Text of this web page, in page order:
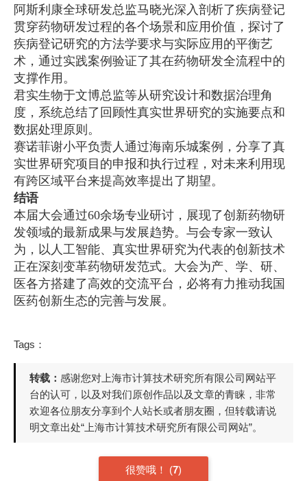
阿斯利康全球研发总监马晓光深入剖析了疾病登记
贯穿药物研发过程的各个场景和应用价值，探讨了
疾病登记研究的方法学要求与实际应用的平衡艺
术，通过实践案例验证了其在药物研发全流程中的
支撑作用。
君实生物于文博总监等从研究设计和数据治理角
度，系统总结了回顾性真实世界研究的实施要点和
数据处理原则。
赛诺菲谢小平负责人通过海南乐城案例，分享了真
实世界研究项目的申报和执行过程，对未来利用现
有跨区域平台来提高效率提出了期望。
结语
本届大会通过60余场专业研讨，展现了创新药物研
发领域的最新成果与发展趋势。与会专家一致认
为，以人工智能、真实世界研究为代表的创新技术
正在深刻变革药物研发范式。大会为产、学、研、
医各方搭建了高效的交流平台，必将有力推动我国
医药创新生态的完善与发展。
Tags：
转载： 感谢您对上海市计算技术研究所有限公司网站平
台的认可，以及对我们原创作品以及文章的青睐，非常
欢迎各位朋友分享到个人站长或者朋友圈，但转载请说
明文章出处“上海市计算技术研究所有限公司网站”。
很赞哦！ (7)